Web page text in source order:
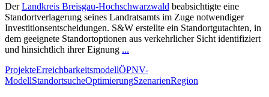
DerLandkreis Breisgau-Hochschwarzwald beabsichtigte eine
Standortverlagerung seines Landratsamts im Zuge notwendiger
Investitionsentscheidungen. S&W erstellte ein Standortgutachten, in
dem geeignete Standortoptionen aus verkehrlicher Sicht identifiziert
und hinsichtlich ihrer Eignung ...
ProjekteErreichbarkeitsmodellÖPNV-
ModellStandortsucheOptimierungSzenarienRegion